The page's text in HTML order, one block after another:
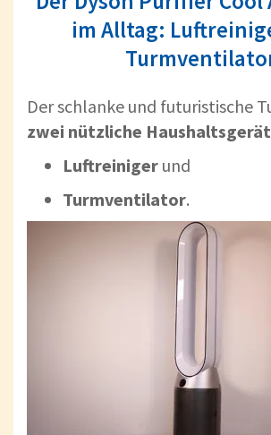
im Alltag:
Der schlanke und futuristische
zwei nützliche
Luftreiniger und
Turmventilator.